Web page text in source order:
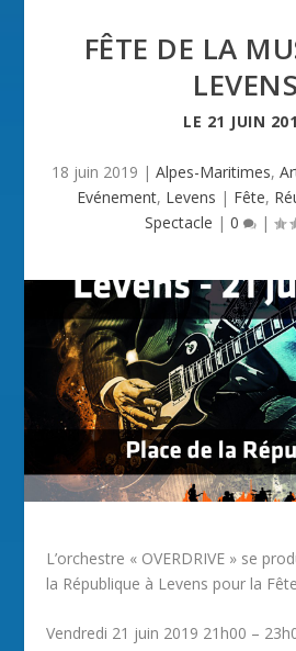
FÊTE DE LA
LEVENS
LE 21 JUIN
18 juin 2019 | Alpes-Maritimes,
Evénement, Levens | Fête,
Spectacle | 0 |
L’orchestre « OVERDRIVE » se
la République à Levens pour la
Vendredi 21 juin 2019 21h00 –